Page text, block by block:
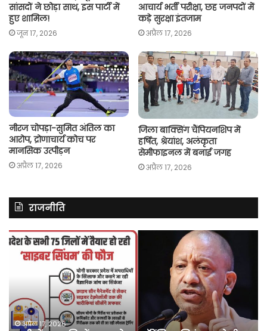
सांसदों ने छोड़ा साथ, इस पार्टी में
हुए शामिल!
जून 17, 2026
आचार्य भर्ती परीक्षा, छह जनपदों में
कड़े सुरक्षा इंतजाम
अप्रैल 17, 2026
नीरज चोपड़ा-सुमित अंतिल का
आरोप, द्रोणाचार्य कोच पर
मानसिक उत्पीड़न
अप्रैल 17, 2026
जिला बाक्सिंग चैंपियनशिप में
हर्षित, श्रेयांश, अलंकृता
सेमीफाइनल में बनाई जगह
अप्रैल 17, 2026
राजनीति
असम
में
दर्ज
कांग्रेस
नेता
पवनअप्रैल 10, 2026